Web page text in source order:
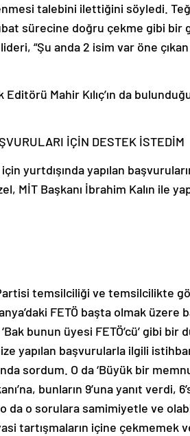
talebini ilettiğini söyledi.
sürecine doğru çekme gibi bir
“Şu anda 2 isim var öne
Mahir Kılıç’ın da
İÇİN DESTEK İSTEDİM
yurtdışında yapılan
MİT Başkanı İbrahim Kalın ile
temsilciliği ve temsilcilikte
FETÖ başta olmak üzere
bunun üyesi FETÖ’cü’ gibi bir
yapılan başvurularla ilgili
sordum. O da ‘Büyük bir
bunların 9’una yanıt verdi,
da o sorulara samimiyetle ve
tartışmaların içine çekmemek